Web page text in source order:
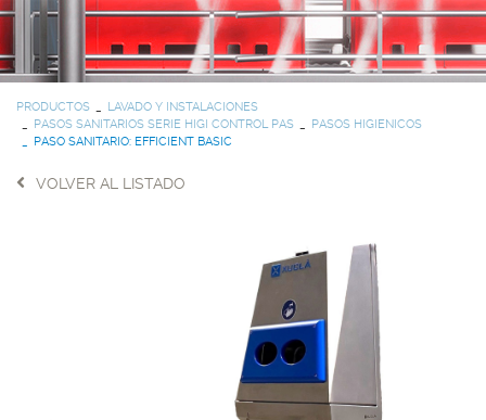
PRODUCTOS
LAVADO Y INSTALACIONES
PASOS SANITARIOS SERIE HIGI CONTROL PAS
PASOS HIGIENICOS
PASO SANITARIO: EFFICIENT BASIC
VOLVER AL LISTADO